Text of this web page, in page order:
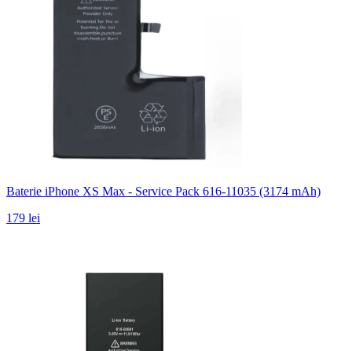
Baterie iPhone XS Max - Service Pack 616-11035 (3174 mAh)
179 lei